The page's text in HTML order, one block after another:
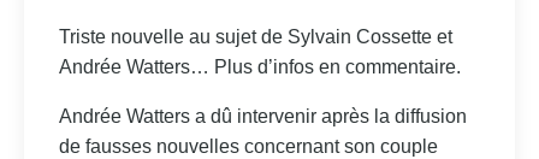
Triste nouvelle au sujet de Sylvain Cossette et
Andrée Watters… Plus d’infos en commentaire.
Andrée Watters a dû intervenir après la diffusion
de fausses nouvelles concernant son couple